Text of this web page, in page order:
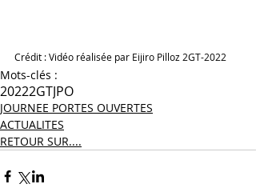
Crédit : Vidéo réalisée par Eijiro Pilloz 2GT-2022
Mots-clés :
20222GTJPO
JOURNEE PORTES OUVERTES
ACTUALITES
RETOUR SUR....